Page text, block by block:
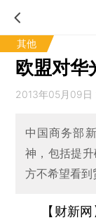
其他
欧盟对华
2013年05月09日
中国商务部
神，包括提
方不希望看到
【财新